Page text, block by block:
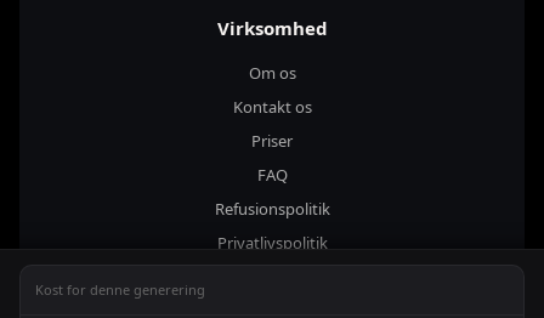
Kost for denne generering
Virksomhed
Om os
Kontakt os
Priser
FAQ
Refusionspolitik
Privatlivspolitik